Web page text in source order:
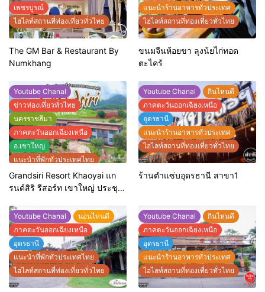
เพชรบูรณ์
ไฮไลท์สถานที่ท่องเที่ยวทั่วไทย
The GM Bar & Restaurant By
Numkhang
แนะนำร้านอาหารทั่วประเทศ
ไฮไลท์สถานที่ท่องเที่ยวทั่วไทย
ขนมจีนห้อยขา ลุงน้ยไก่ทอด
ตะไคร้
Youtube Chanal
ข่าวท่องเที่ยวทั่วไทย
นครราชสีมา
ภาคตะวันออกเฉียงเหนือ
อ.เขาใหญ่
แนะนำที่พักทั่วประเทศไทย
ไฮไลท์สถานที่ท่องเที่ยวทั่วไทย
Grandsiri Resort Khaoyai แก
รนด์สิริ รีสอร์ท เขาใหญ่ ประชุม
Youtube Chanal
กินไหนดี
ภาคตะวันออกเฉียงเหนือ
อุดรธานี
แนะนำร้านอาหารทั่วประเทศ
ไฮไลท์สถานที่ท่องเที่ยวทั่วไทย
ร้านตำแซ่บอุดรธานี สาขา1
Youtube Chanal
นอนไหนดี
ภาคตะวันออกเฉียงเหนือ
อุดรธานี
แนะนำที่พักทั่วประเทศไทย
ไฮไลท์สถานที่ท่องเที่ยวทั่วไทย
Youtube Chanal
กินไหนดี
ภาคตะวันออกเฉียงเหนือ
อุดรธานี
แนะนำร้านอาหารทั่วประเทศ
ไฮไลท์สถานที่ท่องเที่ยวทั่วไทย